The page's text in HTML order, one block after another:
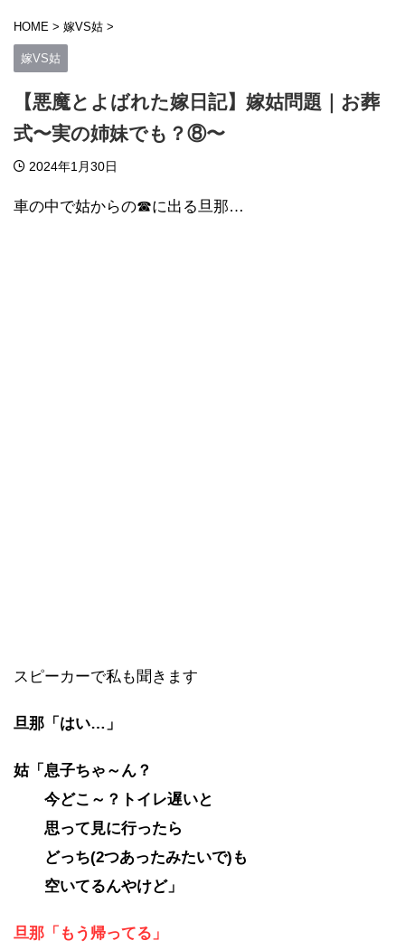
HOME > 嫁VS姑 >
嫁VS姑
【悪魔とよばれた嫁日記】嫁姑問題｜お葬
式〜実の姉妹でも？⑧〜
2024年1月30日
車の中で姑からの☎に出る旦那…
スピーカーで私も聞きます
旦那「はい…」
姑「息子ちゃ～ん？
今どこ～？トイレ遅いと
思って見に行ったら
どっち(2つあったみたいで)も
空いてるんやけど」
旦那「もう帰ってる」